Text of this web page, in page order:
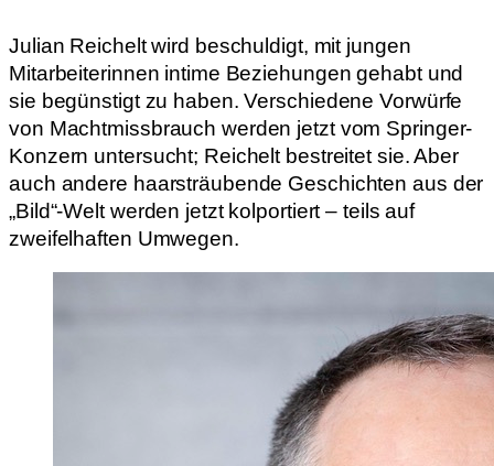
Julian Reichelt wird beschuldigt, mit jungen
Mitarbeiterinnen intime Beziehungen gehabt und
sie begünstigt zu haben. Verschiedene Vorwürfe
von Machtmissbrauch werden jetzt vom Springer-
Konzern untersucht; Reichelt bestreitet sie. Aber
auch andere haarsträubende Geschichten aus der
„Bild“-Welt werden jetzt kolportiert – teils auf
zweifelhaften Umwegen.